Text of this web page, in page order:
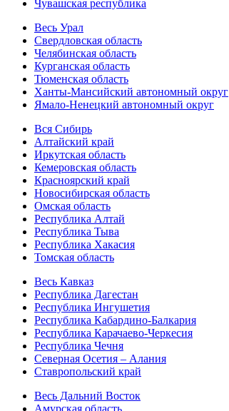
Чувашская республика
Весь Урал
Свердловская область
Челябинская область
Курганская область
Тюменская область
Ханты-Мансийский автономный округ
Ямало-Ненецкий автономный округ
Вся Сибирь
Алтайский край
Иркутская область
Кемеровская область
Красноярский край
Новосибирская область
Омская область
Республика Алтай
Республика Тыва
Республика Хакасия
Томская область
Весь Кавказ
Республика Дагестан
Республика Ингушетия
Республика Кабардино-Балкария
Республика Карачаево-Черкесия
Республика Чечня
Северная Осетия – Алания
Ставропольский край
Весь Дальний Восток
Амурская область